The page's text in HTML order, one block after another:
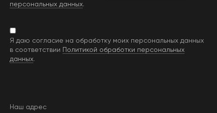
персональных данных.
Я даю согласие на обработку моих персональных данных
в соответствии Политикой обработки персональных
данных.
Наш адрес